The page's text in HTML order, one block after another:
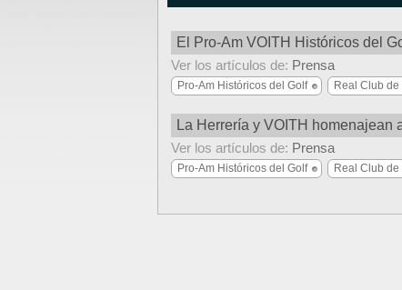
El Pro-Am VOITH Históricos del
Ver los artículos de: Prensa
Pro-Am Históricos del Golf Real Club
La Herrería y VOITH homenajean
Ver los artículos de: Prensa
Pro-Am Históricos del Golf Real Club